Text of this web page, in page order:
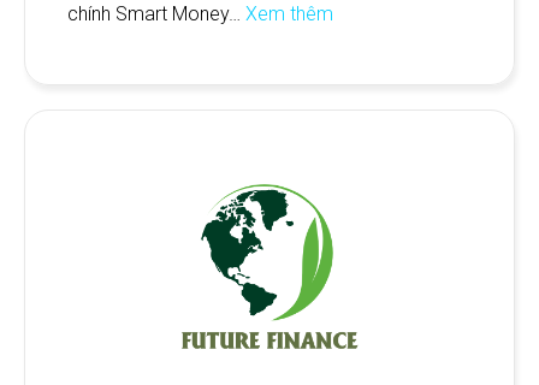
chính Smart Money… Xem thêm